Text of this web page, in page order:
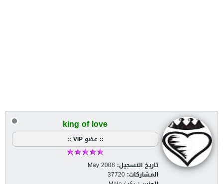
king of love
:: عضو VIP ::
تاريخ التسجيل: May 2008
المشاركات: 37720